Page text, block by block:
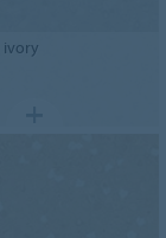
ivory